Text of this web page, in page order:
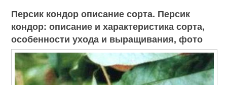
Персик кондор описание сорта. Персик
кондор: описание и характеристика сорта,
особенности ухода и выращивания, фото